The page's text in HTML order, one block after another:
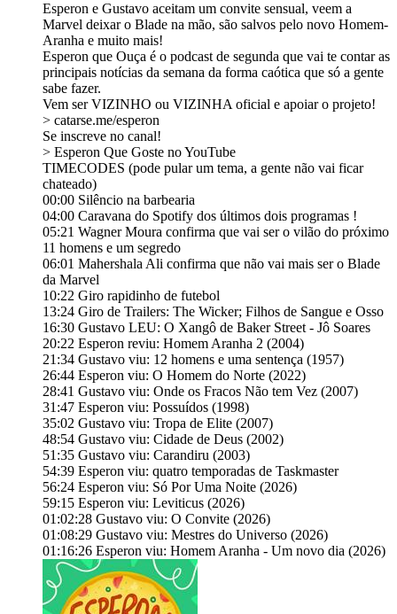
⁠Esperon⁠⁠⁠⁠⁠⁠⁠⁠⁠⁠⁠⁠⁠⁠⁠⁠⁠⁠⁠⁠⁠⁠⁠⁠⁠⁠⁠⁠⁠⁠⁠⁠⁠⁠⁠⁠⁠⁠⁠⁠⁠⁠⁠⁠⁠⁠⁠⁠⁠⁠⁠⁠⁠⁠⁠⁠⁠⁠⁠⁠⁠⁠⁠⁠ e ⁠⁠⁠⁠⁠⁠⁠⁠⁠⁠⁠⁠⁠⁠⁠⁠⁠⁠⁠⁠⁠⁠⁠⁠⁠⁠⁠⁠⁠⁠⁠⁠⁠⁠⁠⁠⁠⁠⁠⁠⁠⁠⁠⁠⁠⁠⁠⁠⁠⁠⁠⁠⁠⁠⁠⁠⁠⁠⁠⁠⁠⁠⁠Gustavo⁠⁠⁠⁠⁠⁠⁠⁠⁠⁠⁠⁠⁠⁠⁠ aceitam um convite sensual, veem a
Marvel deixar o Blade na mão, são salvos pelo novo Homem-
Aranha e muito mais!
Esperon que Ouça é o podcast de segunda que vai te contar as
principais notícias da semana da forma caótica que só a gente
sabe fazer⁠⁠⁠⁠⁠⁠⁠⁠⁠⁠⁠⁠⁠⁠⁠⁠⁠⁠⁠⁠⁠⁠⁠⁠⁠⁠⁠⁠⁠⁠⁠⁠⁠⁠⁠⁠⁠⁠⁠⁠⁠⁠⁠⁠⁠⁠⁠⁠⁠⁠⁠⁠⁠⁠⁠⁠⁠⁠⁠⁠⁠⁠⁠⁠⁠⁠⁠⁠⁠⁠⁠⁠⁠⁠⁠⁠⁠⁠⁠⁠⁠⁠⁠⁠⁠⁠⁠⁠⁠⁠⁠⁠⁠⁠⁠⁠⁠⁠⁠⁠⁠⁠⁠⁠⁠⁠⁠⁠⁠⁠⁠⁠⁠⁠⁠⁠⁠⁠⁠⁠⁠⁠⁠⁠⁠⁠⁠⁠.
Vem ser VIZINHO ou VIZINHA oficial e apoiar o projeto!
> ⁠⁠⁠⁠⁠⁠⁠⁠⁠⁠⁠⁠⁠⁠⁠⁠⁠⁠⁠⁠⁠⁠⁠⁠⁠⁠⁠⁠⁠⁠⁠⁠⁠⁠⁠⁠⁠⁠⁠⁠⁠⁠⁠⁠⁠⁠⁠⁠⁠⁠⁠⁠⁠⁠⁠⁠⁠⁠⁠⁠⁠⁠⁠⁠catarse.me/esperon⁠⁠⁠⁠⁠⁠⁠⁠⁠⁠⁠⁠⁠⁠⁠⁠⁠⁠⁠⁠⁠⁠⁠⁠⁠⁠⁠⁠⁠⁠⁠⁠⁠⁠⁠⁠⁠⁠⁠⁠⁠⁠⁠⁠⁠⁠⁠⁠⁠⁠⁠⁠⁠⁠⁠⁠⁠⁠⁠⁠⁠⁠⁠
Se inscreve no canal!
> ⁠⁠⁠⁠⁠⁠⁠⁠⁠⁠⁠⁠⁠⁠⁠⁠⁠⁠⁠⁠⁠⁠⁠⁠⁠⁠⁠⁠⁠⁠⁠⁠⁠⁠⁠⁠⁠⁠⁠⁠⁠⁠⁠⁠⁠⁠⁠⁠⁠⁠⁠⁠Esperon Que Goste no YouTube⁠⁠⁠⁠⁠⁠⁠⁠⁠⁠⁠⁠⁠⁠⁠⁠⁠⁠⁠⁠⁠⁠⁠⁠⁠⁠⁠⁠⁠⁠⁠⁠⁠⁠⁠⁠⁠⁠⁠⁠⁠⁠⁠⁠⁠⁠⁠⁠⁠⁠⁠⁠
TIMECODES (pode pular um tema, a gente não vai ficar
chateado)
00:00 Silêncio na barbearia
04:00 Caravana do Spotify dos últimos dois programas !
05:21 Wagner Moura confirma que vai ser o vilão do próximo
11 homens e um segredo
06:01 Mahershala Ali confirma que não vai mais ser o Blade
da Marvel
10:22 Giro rapidinho de futebol
13:24 Giro de Trailers: The Wicker; Filhos de Sangue e Osso
16:30 Gustavo LEU: O Xangô de Baker Street - Jô Soares
20:22 Esperon reviu: Homem Aranha 2 (2004)
21:34 Gustavo viu: 12 homens e uma sentença (1957)
26:44 Esperon viu: O Homem do Norte (2022)
28:41 Gustavo viu: Onde os Fracos Não tem Vez (2007)
31:47 Esperon viu: Possuídos (1998)
35:02 Gustavo viu: Tropa de Elite (2007)
48:54 Gustavo viu: Cidade de Deus (2002)
51:35 Gustavo viu: Carandiru (2003)
54:39 Esperon viu: quatro temporadas de Taskmaster
56:24 Esperon viu: Só Por Uma Noite (2026)
59:15 Esperon viu: Leviticus (2026)
01:02:28 Gustavo viu: O Convite (2026)
01:08:29 Gustavo viu: Mestres do Universo (2026)
01:16:26 Esperon viu: Homem Aranha - Um novo dia (2026)